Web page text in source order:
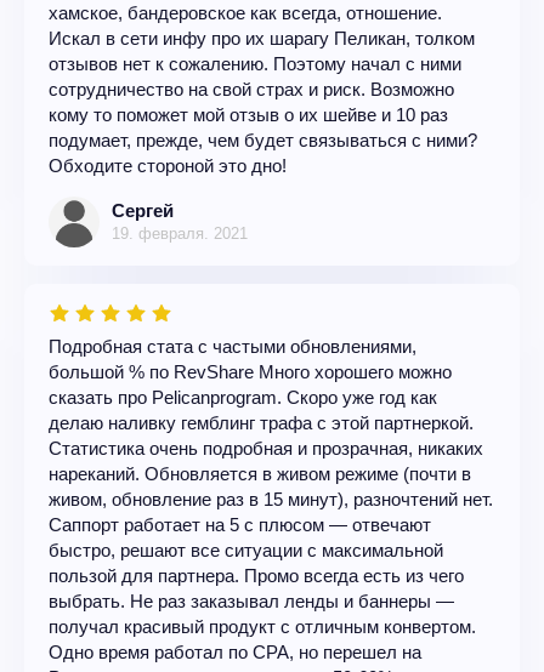
хамское, бандеровское как всегда, отношение.
Искал в сети инфу про их шарагу Пеликан, толком
отзывов нет к сожалению. Поэтому начал с ними
сотрудничество на свой страх и риск. Возможно
кому то поможет мой отзыв о их шейве и 10 раз
подумает, прежде, чем будет связываться с ними?
Обходите стороной это дно!
Сергей
19. февраля. 2021
Подробная стата с частыми обновлениями,
большой % по RevShare Много хорошего можно
сказать про Pelicanprogram. Скоро уже год как
делаю наливку гемблинг трафа с этой партнеркой.
Статистика очень подробная и прозрачная, никаких
нареканий. Обновляется в живом режиме (почти в
живом, обновление раз в 15 минут), разночтений нет.
Саппорт работает на 5 с плюсом — отвечают
быстро, решают все ситуации с максимальной
пользой для партнера. Промо всегда есть из чего
выбрать. Не раз заказывал ленды и баннеры —
получал красивый продукт с отличным конвертом.
Одно время работал по CPA, но перешел на